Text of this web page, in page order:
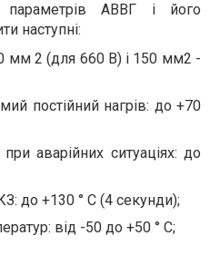
АВВГ і його
наступні:
мм 2 (для 660 В) і 150 мм2 -
постійний нагрів: до +70
аварійних ситуаціях: до
до +130 ° С (4 секунди);
від -50 до +50 ° С;